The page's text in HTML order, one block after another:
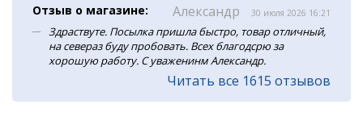
Отзыв о магазине: Александр 30 июля 2026 16:21
Здраствуте. Посылка пришла быстро, товар отличный,
на севераз буду пробовать. Всех благодсрю за
хорошую работу. С уваженинм Александр.
Читать все 1615 отзывов